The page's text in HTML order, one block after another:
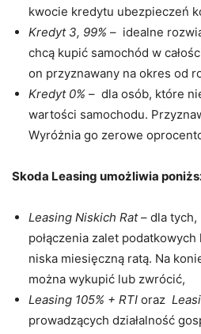
kwocie kredytu ubezpieczeń
Kredyt 3, 99% – idealne
chcą kupić samochód w
on przyznawany na okres od
Kredyt 0% – dla osób, które
wartości samochodu.
Wyróżnia go zerowe
Skoda Leasing umożliwia
Leasing Niskich Rat– dla tych,
połączenia zalet
niska miesięczną ratą. Na
można wykupić lub zwrócić,
Leasing 105% + RTI oraz
prowadzących działalność